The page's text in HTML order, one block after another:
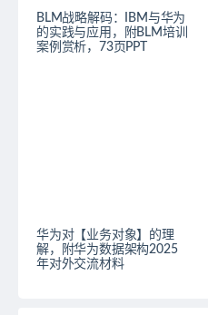
BLM战略解码：IBM与华为
的实践与应用，附BLM培训
案例赏析，73页PPT
华为对【业务对象】的理
解，附华为数据架构2025
年对外交流材料